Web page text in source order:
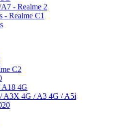
- Realme 2
- Realme C1
C2
A18 4G
A3X 4G / A3 4G / A5i